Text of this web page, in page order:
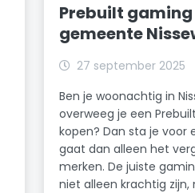
Prebuilt
gemeente
27 september 2025
Ben je woonachtig in
overweeg je een
kopen? Dan sta je voor
gaat dan alleen het
merken. De juiste
niet alleen krachtig zijn,